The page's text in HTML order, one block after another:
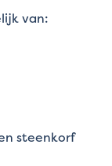
van:
steenkorf